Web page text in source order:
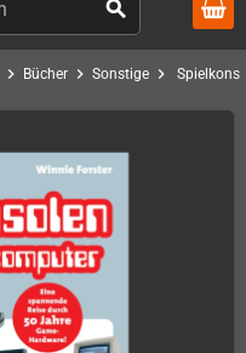
search
chevron_right Bücher chevron_right Sonstige chevron_right